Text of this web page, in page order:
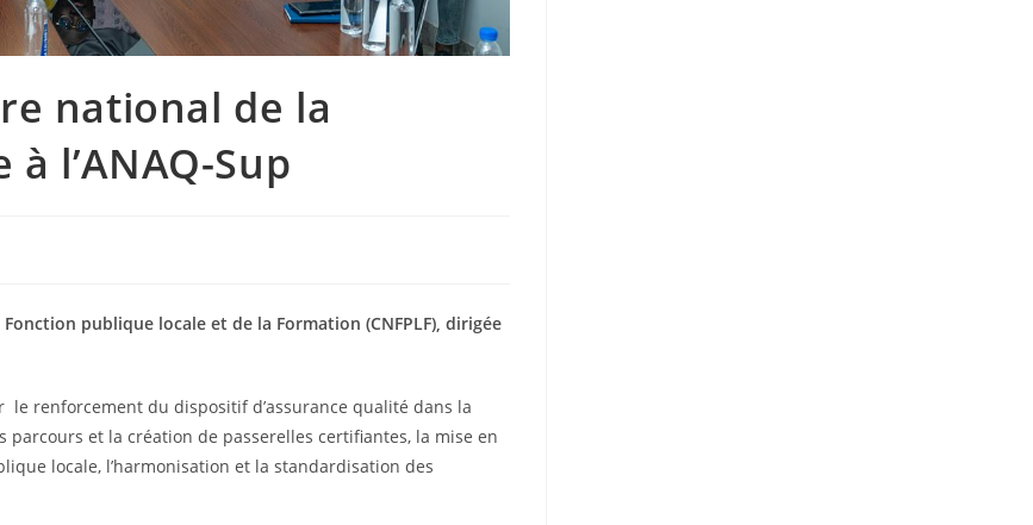
national de la
l’ANAQ-Sup
publique locale et de la Formation (CNFPLF), dirigée
renforcement du dispositif d’assurance qualité dans la
et la création de passerelles certifiantes, la mise en
locale, l’harmonisation et la standardisation des